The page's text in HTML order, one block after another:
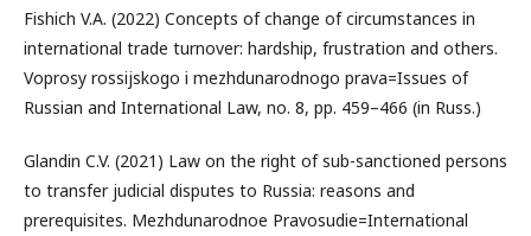
Fishich V.A. (2022) Concepts of change of circumstances in
international trade turnover: hardship, frustration and others.
Voprosy rossijskogo i mezhdunarodnogo prava=Issues of
Russian and International Law, no. 8, pp. 459–466 (in Russ.)
Glandin C.V. (2021) Law on the right of sub-sanctioned persons
to transfer judicial disputes to Russia: reasons and
prerequisites. Mezhdunarodnoe Pravosudie=International